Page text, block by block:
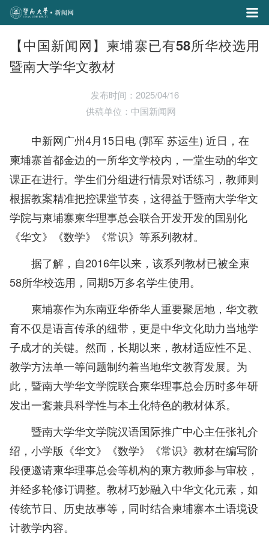
【中国新闻网】柬埔寨已有58所华校选用
暨南大学华文教材
发布时间：2025/04/16
供稿单位：中国新闻网
中新网广州4月15日电 (郭军 苏运生) 近日，在
柬埔寨首都金边的一所华文学校内，一堂生动的华文
课正在进行。学生们分组进行情景对话练习，教师则
根据教案精准把控课堂节奏，这得益于暨南大学华文
学院与柬埔寨柬华理事总会联合开发开发的国别化
《华文》《数学》《常识》等系列教材。
据了解，自2016年以来，该系列教材已被全柬
58所华校选用，同期5万多名学生使用。
柬埔寨作为东南亚华侨华人重要聚居地，华文教
育不仅是语言传承的纽带，更是中华文化助力当地学
子成才的关键。 然而，长期以来，教材适应性不足、
教学方法单一等问题制约着当地华文教育发展。为
此，暨南大学华文学院联合柬华理事总会历时多年研
发出一套兼具科学性与本土化特色的教材体系。
暨南大学华文学院汉语国际推广中心主任张礼介
绍，小学版《华文》《数学》《常识》教材在编写阶
段便邀请柬华理事总会等机构的柬方教师参与审校，
并经多轮修订调整。教材巧妙融入中华文化元素，如
传统节日、历史故事等，同时结合柬埔寨本土语境设
计教学内容。